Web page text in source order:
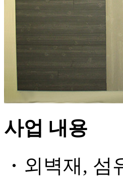
사업 내용
・외벽재, 섬